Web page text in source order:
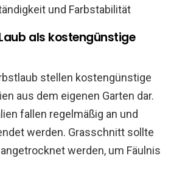
und Farbstabilität
als kostengünstige
stellen kostengünstige
aus dem eigenen Garten dar.
fallen regelmäßig an und
werden. Grasschnitt sollte
werden, um Fäulnis